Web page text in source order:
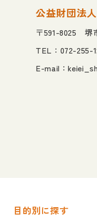
公益財団法
〒591-8025 堺
TEL：072-255-
E-mail：
目的別に探す